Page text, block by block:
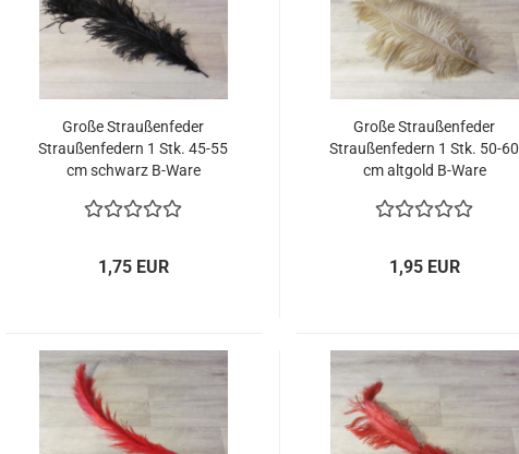
Große Straußenfeder
Straußenfedern 1 Stk. 45-55
cm schwarz B-Ware
1,75 EUR
Große Straußenfeder
Straußenfedern 1 Stk. 50-60
cm altgold B-Ware
1,95 EUR